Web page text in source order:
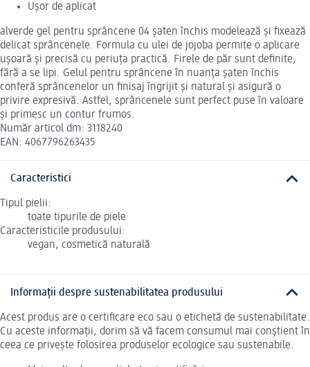
Ușor de aplicat
alverde gel pentru sprâncene 04 șaten închis modelează și fixează
delicat sprâncenele. Formula cu ulei de jojoba permite o aplicare
ușoară și precisă cu periuța practică. Firele de păr sunt definite,
fără a se lipi. Gelul pentru sprâncene în nuanța șaten închis
conferă sprâncenelor un finisaj îngrijit și natural și asigură o
privire expresivă. Astfel, sprâncenele sunt perfect puse în valoare
și primesc un contur frumos.
Număr articol dm: 3118240
EAN: 4067796263435
Caracteristici
Tipul pielii:
toate tipurile de piele
Caracteristicile produsului:
vegan, cosmetică naturală
Informații despre sustenabilitatea produsului
Acest produs are o certificare eco sau o etichetă de sustenabilitate.
Cu aceste informații, dorim să vă facem consumul mai conștient în
ceea ce privește folosirea produselor ecologice sau sustenabile.